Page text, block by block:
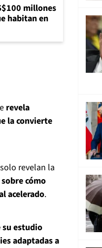
millones
habitan en
revela
la convierte
revelan la
cómo
acelerado.
su estudio
adaptadas a